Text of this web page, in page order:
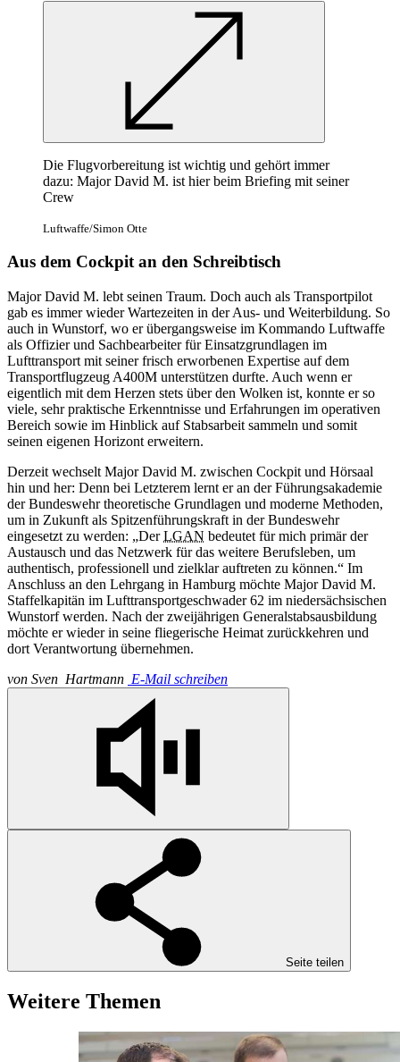
Die Flugvorbereitung ist wichtig und gehört immer
dazu: Major David M. ist hier beim Briefing mit seiner
Crew
Luftwaffe/Simon Otte
Aus dem Cockpit an den Schreibtisch
Major David M. lebt seinen Traum. Doch auch als Transportpilot
gab es immer wieder Wartezeiten in der Aus- und Weiterbildung. So
auch in Wunstorf, wo er übergangsweise im Kommando Luftwaffe
als Offizier und Sachbearbeiter für Einsatzgrundlagen im
Lufttransport mit seiner frisch erworbenen Expertise auf dem
Transportflugzeug A400M unterstützen durfte. Auch wenn er
eigentlich mit dem Herzen stets über den Wolken ist, konnte er so
viele, sehr praktische Erkenntnisse und Erfahrungen im operativen
Bereich sowie im Hinblick auf Stabsarbeit sammeln und somit
seinen eigenen Horizont erweitern.
Derzeit wechselt Major David M. zwischen Cockpit und Hörsaal
hin und her: Denn bei Letzterem lernt er an der Führungsakademie
der Bundeswehr theoretische Grundlagen und moderne Methoden,
um in Zukunft als Spitzenführungskraft in der Bundeswehr
eingesetzt zu werden: „DerLGAN bedeutet für mich primär der
Austausch und das Netzwerk für das weitere Berufsleben, um
authentisch, professionell und zielklar auftreten zu können.“ Im
Anschluss an den Lehrgang in Hamburg möchte Major David M.
Staffelkapitän im Lufttransportgeschwader 62 im niedersächsischen
Wunstorf werden. Nach der zweijährigen Generalstabsausbildung
möchte er wieder in seine fliegerische Heimat zurückkehren und
dort Verantwortung übernehmen.
von Sven Hartmann E-Mail schreiben
Seite teilen
Weitere Themen